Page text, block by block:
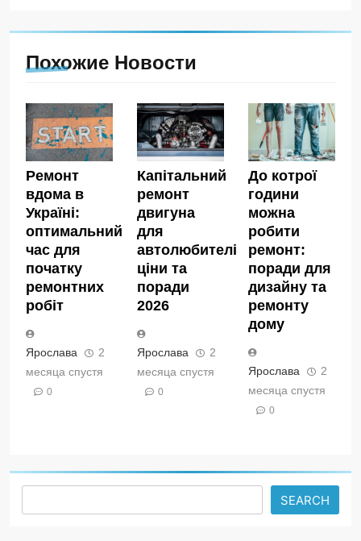
Похожие Новости
Ремонт
вдома в
Україні:
оптимальний
час для
початку
ремонтних
робіт
Ярослава
2
месяца спустя
0
Капітальний
ремонт
двигуна
для
автолюбителів:
ціни та
поради
2026
Ярослава
2
месяца спустя
0
До котрої
години
можна
робити
ремонт:
поради для
дизайну та
ремонту
дому
Ярослава
2
месяца спустя
0
SEARCH